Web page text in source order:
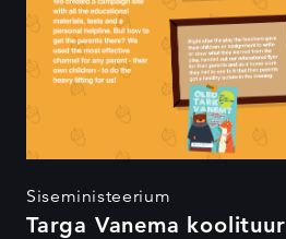
Siseministeerium
Targa Vanema koolituur